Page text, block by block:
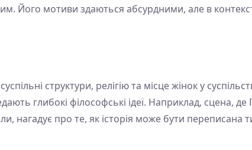
Його мотиви здаються абсурдними, але в
структури, релігію та місце жінок у
глибокі філософські ідеї. Наприклад, сцена, де
нагадує про те, як історія може бути переписана